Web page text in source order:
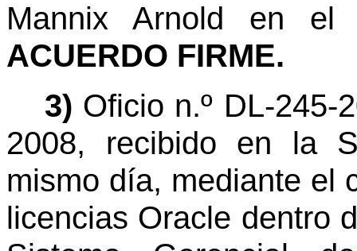
Mannix Arnold en
ACUERDO FIRME.
3) Oficio n.º DL-245-
2008, recibido en la
mismo día, mediante el
licencias Oracle dentro